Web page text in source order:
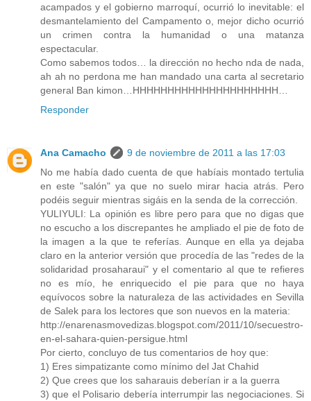
acampados y el gobierno marroquí, ocurrió lo inevitable: el
desmantelamiento del Campamento o, mejor dicho ocurrió
un crimen contra la humanidad o una matanza
espectacular.
Como sabemos todos… la dirección no hecho nda de nada,
ah ah no perdona me han mandado una carta al secretario
general Ban kimon…HHHHHHHHHHHHHHHHHHHHH…
Responder
Ana Camacho
9 de noviembre de 2011 a las 17:03
No me había dado cuenta de que habíais montado tertulia
en este "salón" ya que no suelo mirar hacia atrás. Pero
podéis seguir mientras sigáis en la senda de la corrección.
YULIYULI: La opinión es libre pero para que no digas que
no escucho a los discrepantes he ampliado el pie de foto de
la imagen a la que te referías. Aunque en ella ya dejaba
claro en la anterior versión que procedía de las "redes de la
solidaridad prosaharaui" y el comentario al que te refieres
no es mío, he enriquecido el pie para que no haya
equívocos sobre la naturaleza de las actividades en Sevilla
de Salek para los lectores que son nuevos en la materia:
http://enarenasmovedizas.blogspot.com/2011/10/secuestro-
en-el-sahara-quien-persigue.html
Por cierto, concluyo de tus comentarios de hoy que:
1) Eres simpatizante como mínimo del Jat Chahid
2) Que crees que los saharauis deberían ir a la guerra
3) que el Polisario debería interrumpir las negociaciones. Si